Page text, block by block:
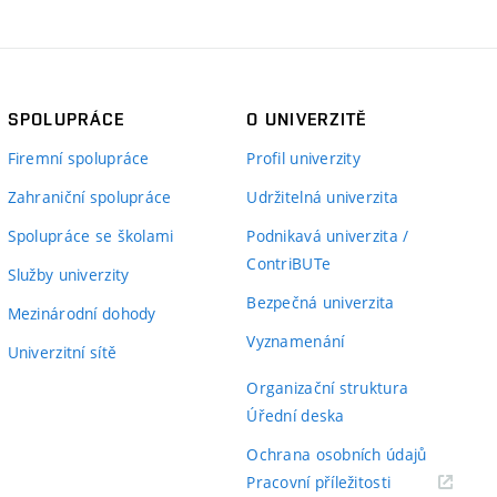
SPOLUPRÁCE
Firemní spolupráce
Zahraniční spolupráce
Spolupráce se školami
Služby univerzity
Mezinárodní dohody
Univerzitní sítě
O UNIVERZITĚ
Profil univerzity
Udržitelná univerzita
Podnikavá univerzita /
ContriBUTe
Bezpečná univerzita
Vyznamenání
Organizační struktura
Úřední deska
Ochrana osobních údajů
Pracovní příležitosti(externí